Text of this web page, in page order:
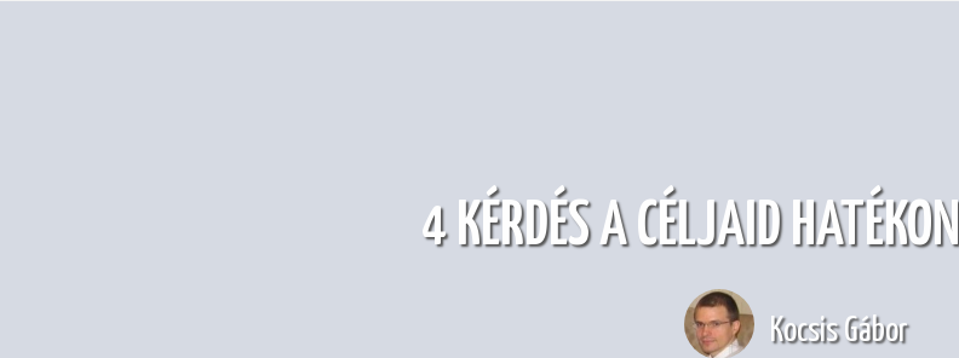
4 KÉRDÉS A CÉLJAID
Kocsis Gábor